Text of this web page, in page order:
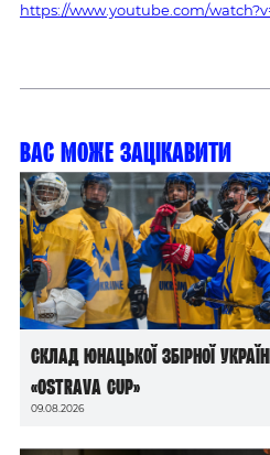
https://www.youtube.com/
Вас може зацікавити
Склад юнацької збірної
«Ostrava Cup»
09.08.2026